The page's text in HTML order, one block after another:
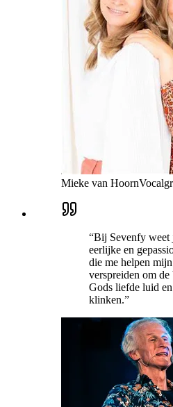
Mieke van Hoorn
“Bij Sevenfy weet
eerlijke en
die me helpen
verspreiden om de
Gods liefde luid
klinken.”